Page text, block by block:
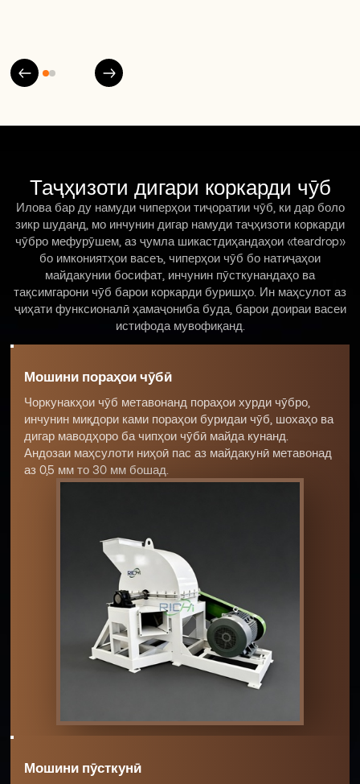
Таҷҳизоти дигари коркарди чӯб
Илова бар ду намуди чиперҳои тиҷоратии чӯб, ки дар боло
зикр шуданд, мо инчунин дигар намуди таҷҳизоти коркарди
чӯбро мефурӯшем, аз ҷумла шикастдиҳандаҳои «teardrop»
бо имкониятҳои васеъ, чиперҳои чӯб бо натиҷаҳои
майдакунии босифат, инчунин пӯсткунандаҳо ва
тақсимгарони чӯб барои коркарди буришҳо. Ин маҳсулот аз
ҷиҳати функсионалӣ ҳамаҷониба буда, барои доираи васеи
истифода мувофиқанд.
Мошини пораҳои чӯбӣ
Чоркунакҳои чӯб метавонанд пораҳои хурди чӯбро,
инчунин миқдори ками пораҳои буридаи чӯб, шохаҳо ва
дигар маводҳоро ба чипҳои чӯбӣ майда кунанд.
Андозаи маҳсулоти ниҳоӣ пас аз майдакунӣ метавонад
аз 0,5 мм то 30 мм бошад.
Мошини пӯсткунӣ